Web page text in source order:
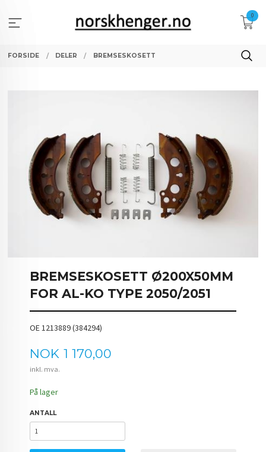
innholdet
0
FORSIDE DELER BREMSESKOSETT
BREMSESKOSETT Ø200X50MM
FOR AL-KO TYPE 2050/2051
OE 1213889 (384294)
Pris
NOK 1 170,00
inkl. mva.
På lager
ANTALL